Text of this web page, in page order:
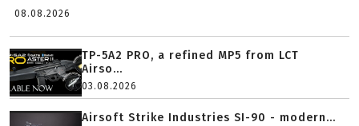
08.08.2026
TP-5A2 PRO, a refined MP5 from LCT
Airso...
03.08.2026
Airsoft Strike Industries SI-90 - modern...